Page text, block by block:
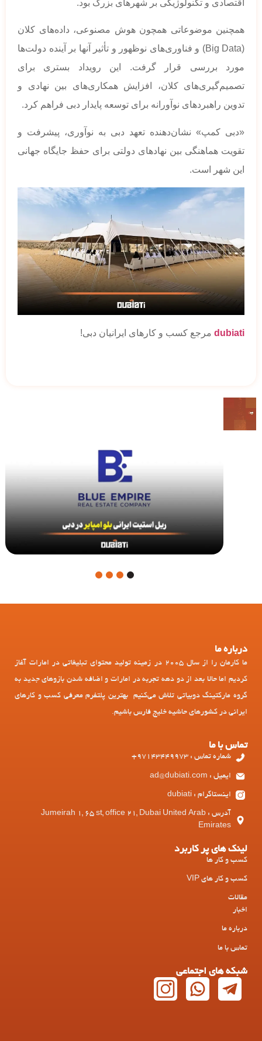
اقتصادی و تکنولوژیکی بر شهرهای بزرگ بود.
همچنین موضوعاتی همچون هوش مصنوعی، داده‌های کلان
(Big Data) و فناوری‌های نوظهور و تأثیر آنها بر آینده دولت‌ها
مورد بررسی قرار گرفت. این رویداد بستری برای
تصمیم‌گیری‌های کلان، افزایش همکاری‌های بین نهادی و
تدوین راهبردهای نوآورانه برای توسعه پایدار دبی فراهم کرد.
«دبی کمپ» نشان‌دهنده تعهد دبی به نوآوری، پیشرفت و
تقویت هماهنگی بین نهادهای دولتی برای حفظ جایگاه جهانی
این شهر است.
dubiati مرجع کسب و کارهای ایرانیان دبی!
1
درباره ما
ما کارمان را از سال 2005 در زمینه تولید محتوای تبلیغاتی در امارات آغاز
کردیم اما حالا بعد از دو دهه تجربه در امارات و اضافه شدن بازوهای جدید به
گروه مارکتینگ دوبیاتی تلاش می‌کنیم بهترین پلتفرم معرفی کسب و کارهای
ایرانی در کشورهای حاشیه خلیج فارس باشیم.
تماس با ما
شماره تماس : 97143449973+
ایمیل : ad@dubiati.com
اینستاگرام : dubiati
آدرس : Jumeirah 1, 65 st, office 21, Dubai United Arab
Emirates
لینک های پر کاربرد
کسب و کار ها
کسب و کار های VIP
مقالات
اخبار
درباره ما
تماس با ما
شبکه های اجتماعی